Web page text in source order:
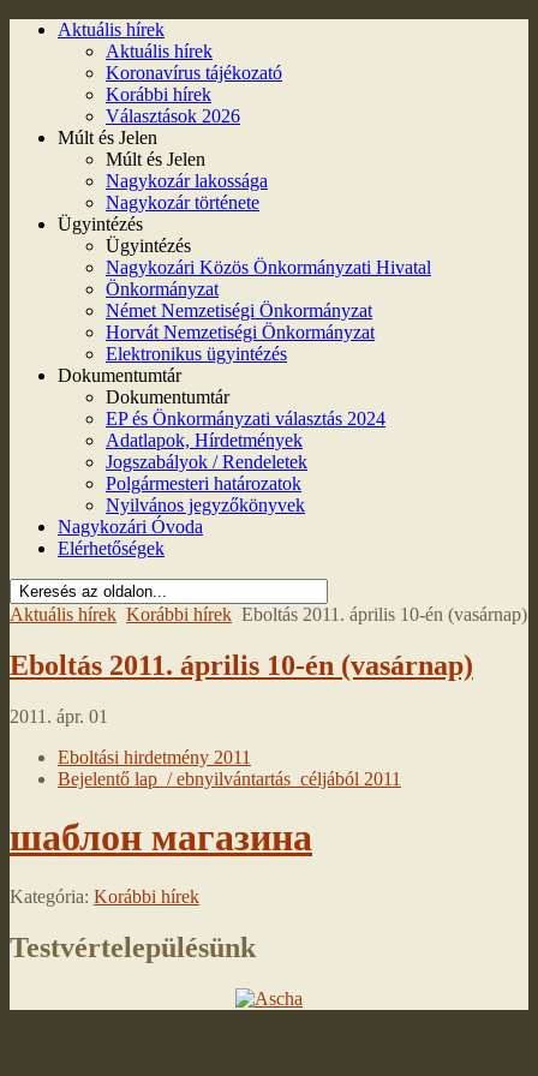
Aktuális hírek
Aktuális hírek
Koronavírus tájékozató
Korábbi hírek
Választások 2026
Múlt és Jelen
Múlt és Jelen
Nagykozár lakossága
Nagykozár története
Ügyintézés
Ügyintézés
Nagykozári Közös Önkormányzati Hivatal
Önkormányzat
Német Nemzetiségi Önkormányzat
Horvát Nemzetiségi Önkormányzat
Elektronikus ügyintézés
Dokumentumtár
Dokumentumtár
EP és Önkormányzati választás 2024
Adatlapok, Hírdetmények
Jogszabályok / Rendeletek
Polgármesteri határozatok
Nyilvános jegyzőkönyvek
Nagykozári Óvoda
Elérhetőségek
Aktuális hírek Korábbi hírek Eboltás 2011. április 10-én (vasárnap)
Eboltás 2011. április 10-én (vasárnap)
2011. ápr. 01
Eboltási hirdetmény 2011
Bejelentő lap / ebnyilvántartás céljából 2011
шаблон магазина
Kategória: Korábbi hírek
Testvértelepülésünk